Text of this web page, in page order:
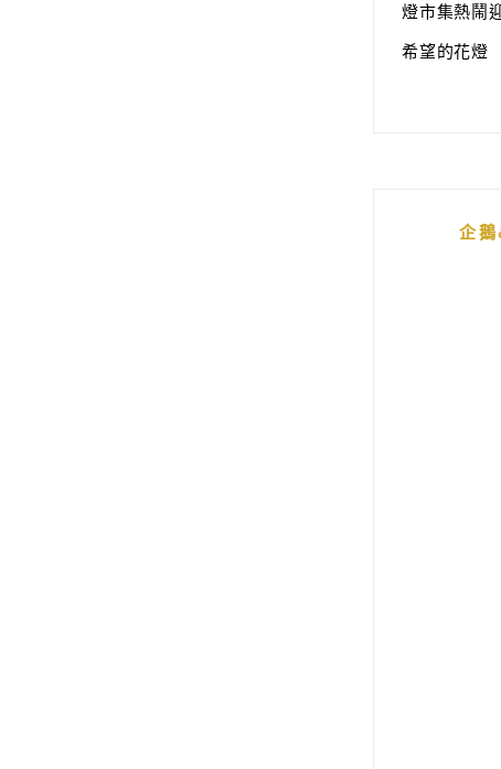
燈市集熱鬧
希望的花燈
企